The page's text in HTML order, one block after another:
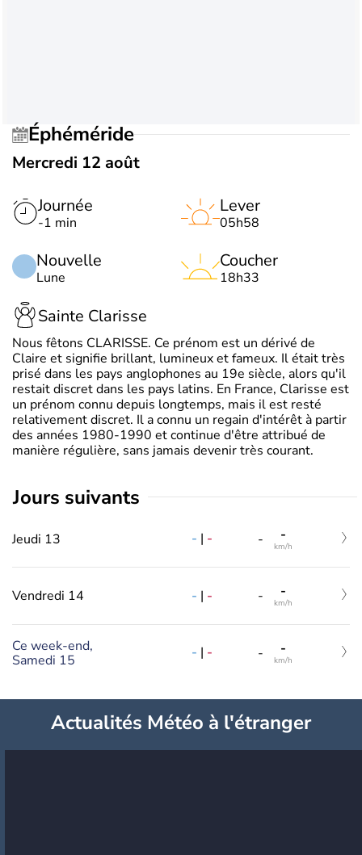
Éphéméride
Mercredi 12 août
Journée
-1 min
Nouvelle
Lune
Lever
05h58
Coucher
18h33
Sainte Clarisse
Nous fêtons CLARISSE. Ce prénom est un dérivé de
Claire et signifie brillant, lumineux et fameux. Il était très
prisé dans les pays anglophones au 19e siècle, alors qu'il
restait discret dans les pays latins. En France, Clarisse est
un prénom connu depuis longtemps, mais il est resté
relativement discret. Il a connu un regain d'intérêt à partir
des années 1980-1990 et continue d'être attribué de
manière régulière, sans jamais devenir très courant.
jours suivants
Jeudi 13 - | - - -
km/h
Vendredi 14 - | - - -
km/h
Ce week-end,
Samedi 15
- | - - -
km/h
Actualités Météo à l'étranger